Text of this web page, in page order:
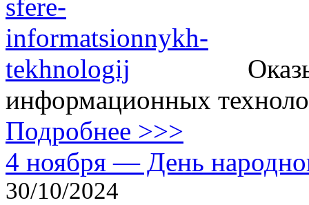
информационных
Подробнее >>>
4 ноября — День
30/10/2024